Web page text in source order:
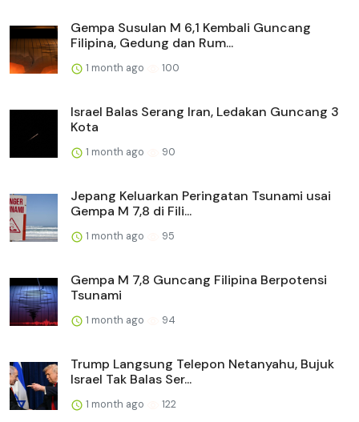
Gempa Susulan M 6,1 Kembali Guncang
Filipina, Gedung dan Rum...
1 month ago 100
Israel Balas Serang Iran, Ledakan Guncang 3
Kota
1 month ago 90
Jepang Keluarkan Peringatan Tsunami usai
Gempa M 7,8 di Fili...
1 month ago 95
Gempa M 7,8 Guncang Filipina Berpotensi
Tsunami
1 month ago 94
Trump Langsung Telepon Netanyahu, Bujuk
Israel Tak Balas Ser...
1 month ago 122